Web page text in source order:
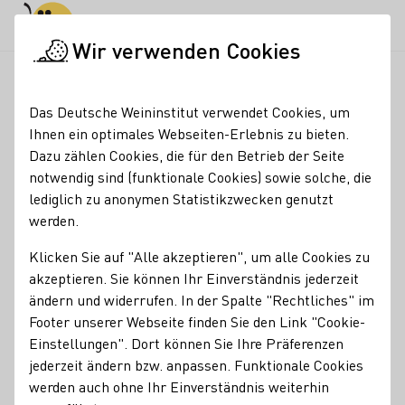
Weinprinzessin
Christina
BERUF: MASTER-STUDENTIN PSYCHOLOGIE AN DER JULIUS-
MAXIMILIANS-UNIVERSITÄT WÜRZBURG
aus Nordheim in Franken
Glücklich zeigte sich Christina Schneider aus Franken bei
ihrer Krönung. „Ich kann noch gar nicht glauben, was hier
gerade passiert“, sagte die 22jährige, die ihr Master-
Studium der Psychologie nun ein Jahr zurückstellen wird,
um sich als Deutsche Weinprinzessin in den Dienst der
Wir verwenden Cookies
Das Deutsche Weininstitut verwendet Cookies, um
Ihnen ein optimales Webseiten-Erlebnis zu bieten.
Dazu zählen Cookies, die für den Betrieb der Seite
notwendig sind (funktionale Cookies) sowie solche, die
lediglich zu anonymen Statistikzwecken genutzt
werden.
Klicken Sie auf "Alle akzeptieren", um alle Cookies zu
akzeptieren. Sie können Ihr Einverständnis jederzeit
ändern und widerrufen. In der Spalte "Rechtliches" im
Footer unserer Webseite finden Sie den Link "Cookie-
Einstellungen". Dort können Sie Ihre Präferenzen
jederzeit ändern bzw. anpassen. Funktionale Cookies
werden auch ohne Ihr Einverständnis weiterhin